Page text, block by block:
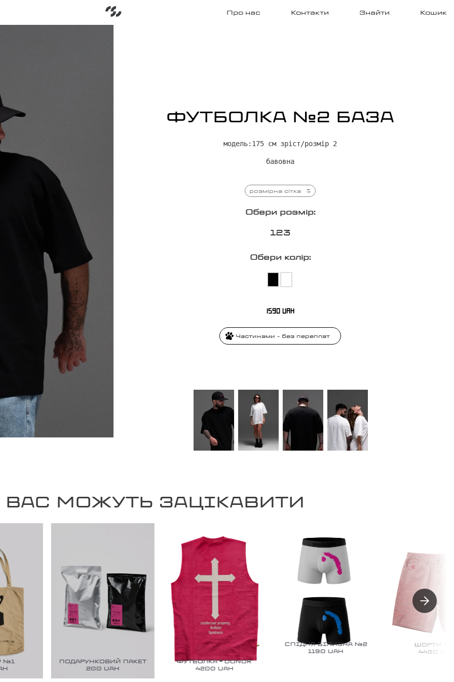
Про нас Контакти Знайти Кошик
ФУТБОЛКА №2 БАЗА
модель:175 см зріст/розмір 2
бавовна
розмірна сітка
Обери розмір:
123
Обери колір:
1590 UAH
Частинами - без переплат
МОЖУТЬ ЗАЦІКАВИТИ
ПОДАРУНКОВИЙ ПАКЕТ
200UAH
ФУТБОЛКА ® DONOR
4200UAH
СПІДНЯ БІЛИЗНА №2
1190UAH
ШОРТИ №16
4490UAH